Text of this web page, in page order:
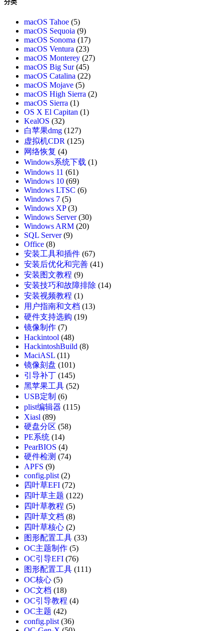
分类
macOS Tahoe (5)
macOS Sequoia (9)
macOS Sonoma (17)
macOS Ventura (23)
macOS Monterey (27)
macOS Big Sur(45)
macOS Catalina (22)
macOS Mojave (5)
macOS High Sierra (2)
macOS Sierra (1)
OS X El Capitan (1)
KealOS (32)
白苹果dmg (127)
虚拟机CDR (125)
网络恢复 (4)
Windows系统下载 (1)
Windows 11 (61)
Windows 10 (69)
Windows LTSC (6)
Windows 7 (5)
Windows XP(3)
Windows Server(30)
Windows ARM (20)
SQL Server(9)
Office (8)
安装工具和插件 (67)
安装后优化和完善 (41)
安装图文教程 (9)
安装技巧和故障排除 (14)
安装视频教程 (1)
用户指南和文档 (13)
硬件支持选购 (19)
镜像制作 (7)
Hackintool (48)
HackintoshBuild (8)
MaciASL (11)
镜像刻盘 (101)
引导补丁 (145)
黑苹果工具 (52)
USB定制 (6)
plist编辑器 (115)
Xiasl (89)
硬盘分区 (58)
PE系统 (14)
PearBIOS (4)
硬件检测 (74)
APFS (9)
config.plist(2)
四叶草EFI (72)
四叶草主题 (122)
四叶草教程 (5)
四叶草文档 (8)
四叶草核心 (2)
图形配置工具 (33)
OC主题制作 (5)
OC引导EFI (76)
图形配置工具 (111)
OC核心 (5)
OC文档 (18)
OC引导教程 (4)
OC主题 (42)
config.plist(36)